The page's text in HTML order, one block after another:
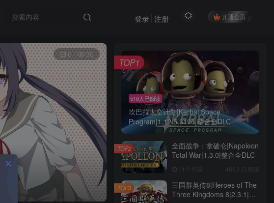
开通会员
登录 注册
0 30
510人已阅读
坎巴拉太空计划|Kerbal Space
Program|1.12.5.3190|整合全DLC
TOP1
全面战争：拿破仑|Napoleon
Total War|1.3.0|整合全DLC
11个月前 463人已阅读
TOP2
三国群英传8|Heroes of The
Three Kingdoms 8|2.3.1|整
TOP3